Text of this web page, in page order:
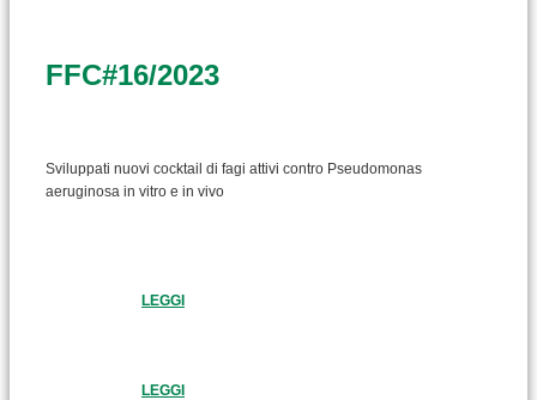
FFC#16/2023
Sviluppati nuovi cocktail di fagi attivi contro Pseudomonas
aeruginosa in vitro e in vivo
LEGGI
LEGGI